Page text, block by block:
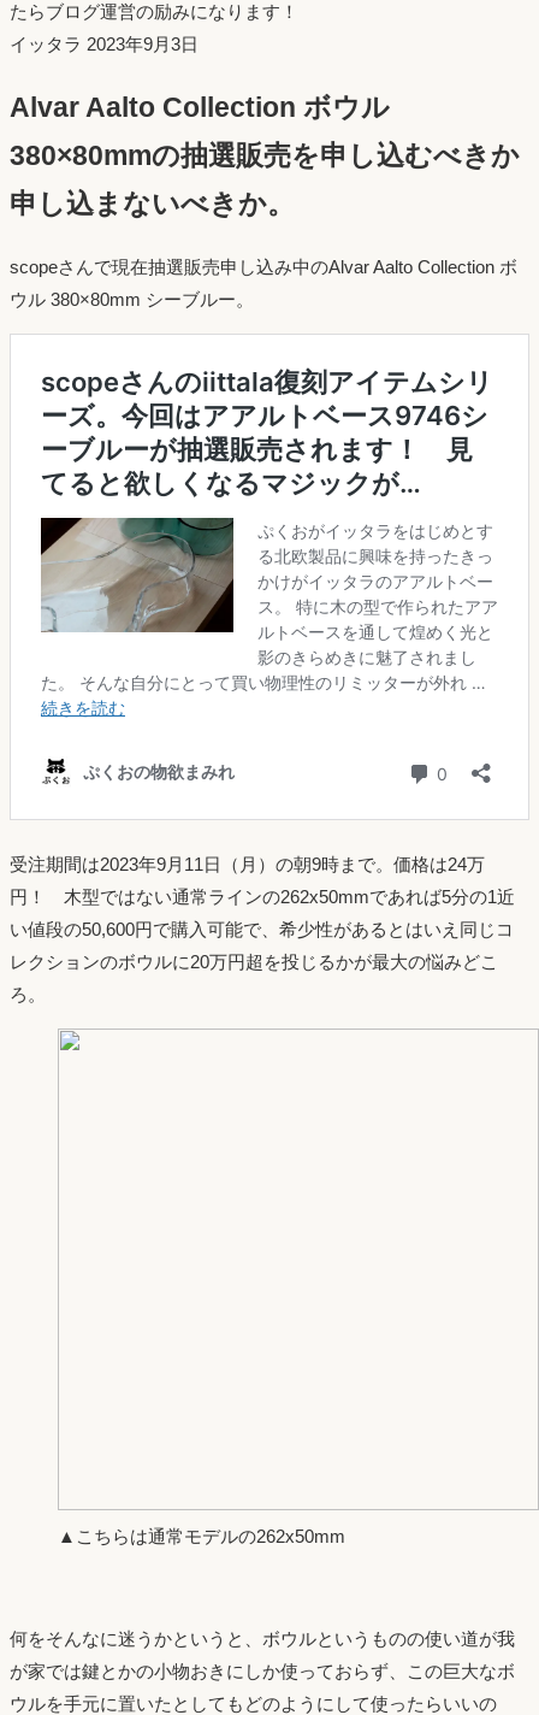
たらブログ運営の励みになります！
イッタラ 投
日：
2023年9月3日
Alvar Aalto Collection ボウル
380×80mmの抽選販売を申し込むべきか
申し込まないべきか。
scopeさんで現在抽選販売申し込み中のAlvar Aalto Collection ボ
ウル 380×80mm シーブルー。
受注期間は2023年9月11日（月）の朝9時まで。価格は24万
円！ 木型ではない通常ラインの262x50mmであれば5分の1近
い値段の50,600円で購入可能で、希少性があるとはいえ同じコ
レクションのボウルに20万円超を投じるかが最大の悩みどこ
ろ。
▲こちらは通常モデルの262x50mm
何をそんなに迷うかというと、ボウルというものの使い道が我
が家では鍵とかの小物おきにしか使っておらず、この巨大なボ
ウルを手元に置いたとしてもどのようにして使ったらいいの